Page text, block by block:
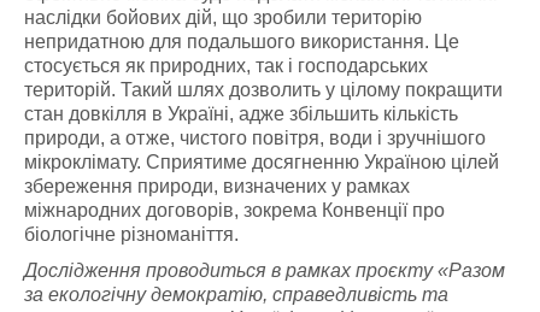
наслідки бойових дій, що зробили територію
непридатною для подальшого використання. Це
стосується як природних, так і господарських
територій. Такий шлях дозволить у цілому покращити
стан довкілля в Україні, адже збільшить кількість
природи, а отже, чистого повітря, води і зручнішого
мікроклімату. Сприятиме досягненню Україною цілей
збереження природи, визначених у рамках
міжнародних договорів, зокрема Конвенції про
біологічне різноманіття.
Дослідження проводиться в рамках проєкту «Разом
за екологічну демократію, справедливість та